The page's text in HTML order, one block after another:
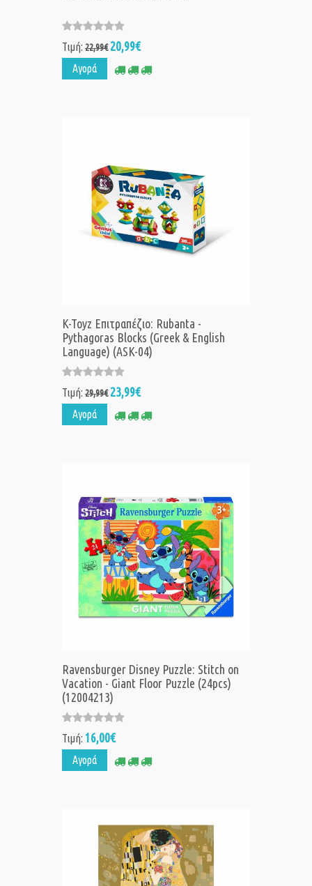
Τιμή: 22,99€20,99€
Αγορά
K-Toyz Επιτραπέζιο: Rubanta -
Pythagoras Blocks (Greek & English
Language) (ASK-04)
Τιμή: 29,99€23,99€
Αγορά
Ravensburger Disney Puzzle: Stitch on
Vacation - Giant Floor Puzzle (24pcs)
(12004213)
Τιμή: 16,00€
Αγορά